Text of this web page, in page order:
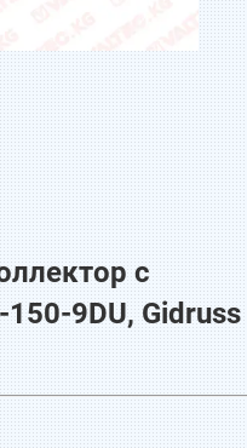
с
9DU, Gidruss